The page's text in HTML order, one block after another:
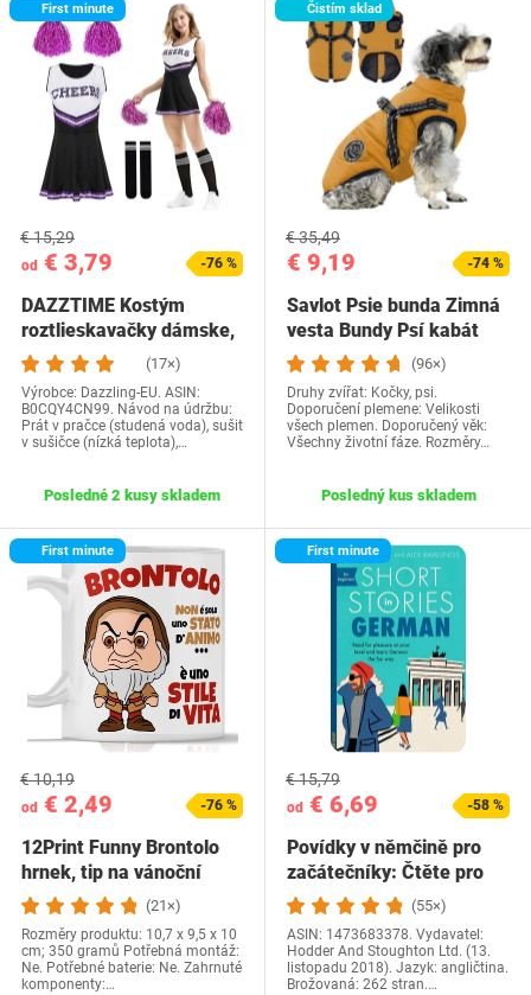
First minute
od € 3,79
€ 15,29
-76 %
DAZZTIME Kostým
roztlieskavačky dámske,
kostým…
(17×)
Výrobce: Dazzling-EU. ASIN:
B0CQY4CN99. Návod na údržbu:
Prát v pračce (studená voda), sušit
v sušičce (nízká teplota),…
Posledné 2 kusy skladem
Čistím sklad
€ 9,19
€ 35,49
-74 %
Savlot Psie bunda Zimná
vesta Bundy Psí kabát
Psí sveter…
(96×)
Druhy zvířat: Kočky, psi.
Doporučení plemene: Velikosti
všech plemen. Doporučený věk:
Všechny životní fáze. Rozměry…
Posledný kus skladem
First minute
od € 2,49
€ 10,19
-76 %
12Print Funny Brontolo
hrnek, tip na vánoční
dárek a…
(21×)
Rozměry produktu: 10,7 x 9,5 x 10
cm; 350 gramů Potřebná montáž:
Ne. Potřebné baterie: Ne. Zahrnuté
komponenty:…
First minute
od € 6,69
€ 15,79
-58 %
Povídky v němčině pro
začátečníky: Čtěte pro
radost na své…(55×)
ASIN: 1473683378. Vydavatel:
Hodder And Stoughton Ltd. (13.
listopadu 2018). Jazyk: angličtina.
Brožovaná: 262 stran.…